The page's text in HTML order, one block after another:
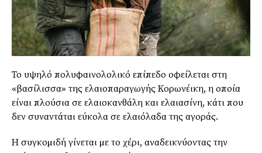
Το υψηλό πολυφαινολολικό επίπεδο οφείλεται στη
«βασίλισσα» της ελαιοπαραγωγής Κορωνέικη, η οποία
είναι πλούσια σε ελαιοκανθάλη και ελαιασίνη, κάτι που
δεν συναντάται εύκολα σε ελαιόλαδα της αγοράς.
Η συγκοµιδή γίνεται µε το χέρι, αναδεικνύοντας την